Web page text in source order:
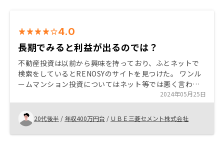
4.0
長期でみると利益が出るのでは？
不動産投資は以前から興味を持っており、ふとネットで
検索をしているとRENOSYのサイトを見つけた。 ワンル
ームマンション投資についてはネット等では悪く言われ
てばかりいたが、担当の方から公的資料を基に説明頂
き、長期的に考えると利益を得る可能性が高いと感じ、
また、リスクも許容できる範囲であった為購入を決め
た。 ネットで言われる悪い＝購入初年度から利益を得ら
れない。と感じたため、長期的な投資を考えている方は
2024年05月25日
20代後半 / 年収400万円台 / ＵＢＥ三菱セメント株式会社